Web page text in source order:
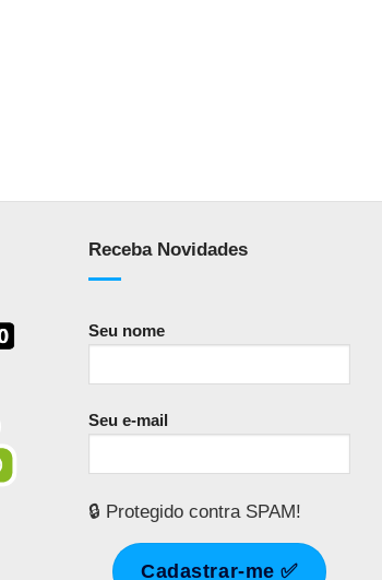
Receba Novidades
Seu nome
Seu e-mail
🔒 Protegido contra SPAM!